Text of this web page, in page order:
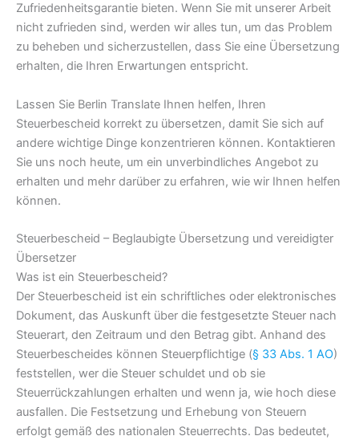
Zufriedenheitsgarantie bieten. Wenn Sie mit unserer Arbeit
nicht zufrieden sind, werden wir alles tun, um das Problem
zu beheben und sicherzustellen, dass Sie eine Übersetzung
erhalten, die Ihren Erwartungen entspricht.
Lassen Sie Berlin Translate Ihnen helfen, Ihren
Steuerbescheid korrekt zu übersetzen, damit Sie sich auf
andere wichtige Dinge konzentrieren können. Kontaktieren
Sie uns noch heute, um ein unverbindliches Angebot zu
erhalten und mehr darüber zu erfahren, wie wir Ihnen helfen
können.
Steuerbescheid – Beglaubigte Übersetzung und vereidigter
Übersetzer
Was ist ein Steuerbescheid?
Der Steuerbescheid ist ein schriftliches oder elektronisches
Dokument, das Auskunft über die festgesetzte Steuer nach
Steuerart, den Zeitraum und den Betrag gibt. Anhand des
Steuerbescheides können Steuerpflichtige (§ 33 Abs. 1 AO)
feststellen, wer die Steuer schuldet und ob sie
Steuerrückzahlungen erhalten und wenn ja, wie hoch diese
ausfallen. Die Festsetzung und Erhebung von Steuern
erfolgt gemäß des nationalen Steuerrechts. Das bedeutet,